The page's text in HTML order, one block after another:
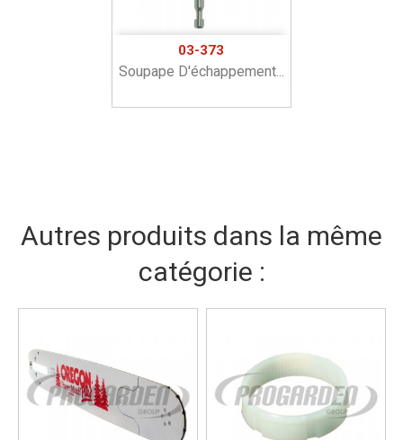
03-373
Soupape D'échappement...
Autres produits dans la même
catégorie :